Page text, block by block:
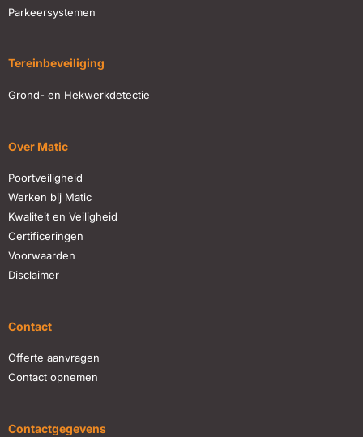
Parkeersystemen
Tereinbeveiliging
Grond- en Hekwerkdetectie
Over Matic
Poortveiligheid
Werken bij Matic
Kwaliteit en Veiligheid
Certificeringen
Voorwaarden
Disclaimer
Contact
Offerte aanvragen
Contact opnemen
Contactgegevens